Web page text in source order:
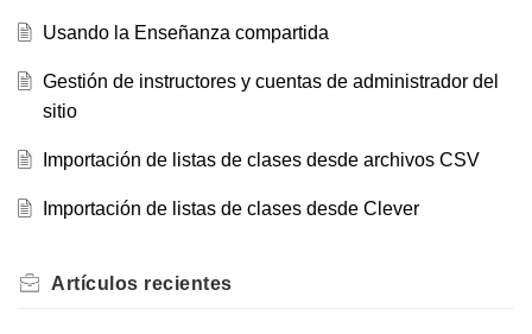
Usando la Enseñanza compartida
Gestión de instructores y cuentas de administrador del
sitio
Importación de listas de clases desde archivos CSV
Importación de listas de clases desde Clever
Artículos recientes